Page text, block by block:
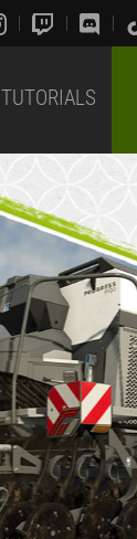
TUTORIALS